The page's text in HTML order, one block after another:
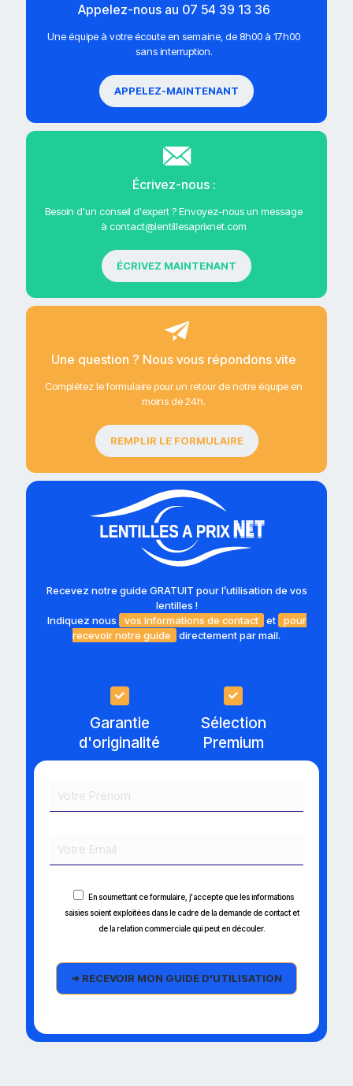
Appelez-nous au 07 54 39 13 36
Une équipe à votre écoute en semaine, de 8h00 à 17h00
sans interruption.
APPELEZ-MAINTENANT
Écrivez-nous :
Besoin d'un conseil d'expert ? Envoyez-nous un message
à contact@lentillesaprixnet.com
ÉCRIVEZ MAINTENANT
Une question ? Nous vous répondons vite
Complétez le formulaire pour un retour de notre équipe en
moins de 24h.
REMPLIR LE FORMULAIRE
Recevez notre guide GRATUIT pour l’utilisation de vos
lentilles !
Indiquez nous
vos informations de contact et
pour
recevoir notre guide
directement par mail.
Garantie
d'originalité
Sélection
Premium
En soumettant ce formulaire, j'accepte que les informations
saisies soient exploitées dans le cadre de la demande de contact et
de la relation commerciale qui peut en découler.